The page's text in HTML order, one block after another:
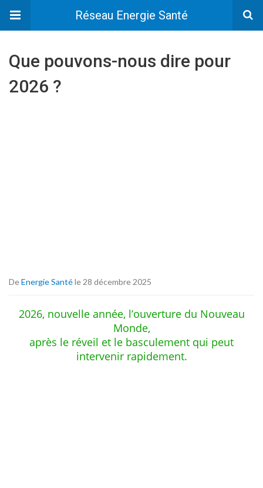
Réseau Energie Santé
Que pouvons-nous dire pour
2026 ?
DeEnergie Santéle 28 décembre 2025
2026, nouvelle année, l’ouverture du Nouveau
Monde,
après le réveil et le basculement qui peut
intervenir rapidement.